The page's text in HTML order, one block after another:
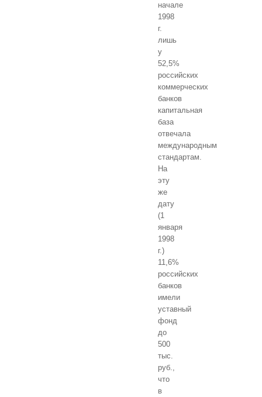
начале
1998
г.
лишь
у
52,5%
российских
коммерческих
банков
капитальная
база
отвечала
международным
стандартам.
На
эту
же
дату
(1
января
1998
г.)
11,6%
российских
банков
имели
уставный
фонд
до
500
тыс.
руб.,
что
в